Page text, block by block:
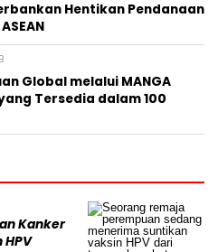
Hentikan Pendanaan
Global melalui MANGA
Tersedia dalam 100
Kanker